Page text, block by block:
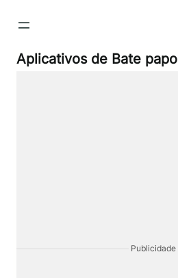
para
conteúdo
Aplicativos de Bate papo
Publicidade